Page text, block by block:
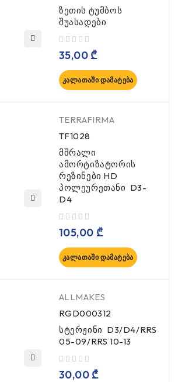
ზეთის ტუმბოს
შუასადები
35,00 ₾
ᲙᲐᲚᲐᲗᲐᲨᲘ ᲓᲐᲛᲐᲢᲔᲑᲐ
TERRAFIRMA
TF1028
მშრალი
ამორტიზატორის
რეზინები HD
პოლეურეთანი D3-
D4
105,00 ₾
ᲙᲐᲚᲐᲗᲐᲨᲘ ᲓᲐᲛᲐᲢᲔᲑᲐ
ALLMAKES
RGD000312
სტერჟინი D3/D4/RRS
05-09/RRS 10-13
30,00 ₾